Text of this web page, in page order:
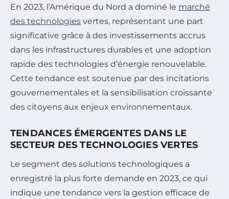
En 2023, l’Amérique du Nord a dominé le marché
des technologies vertes, représentant une part
significative grâce à des investissements accrus
dans les infrastructures durables et une adoption
rapide des technologies d’énergie renouvelable.
Cette tendance est soutenue par des incitations
gouvernementales et la sensibilisation croissante
des citoyens aux enjeux environnementaux.
TENDANCES ÉMERGENTES DANS LE
SECTEUR DES TECHNOLOGIES VERTES
Le segment des solutions technologiques a
enregistré la plus forte demande en 2023, ce qui
indique une tendance vers la gestion efficace de